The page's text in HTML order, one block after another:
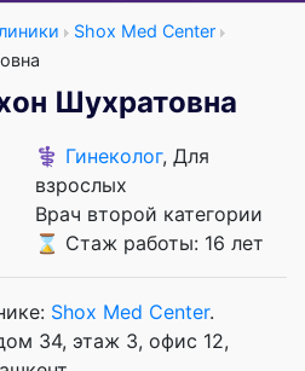
Shox Med Center
Шухратовна
⚕️ Гинеколог, Для
взрослых
Врач второй категории
⌛ Стаж работы: 16 лет
Shox Med Center.
34, этаж 3, офис 12,